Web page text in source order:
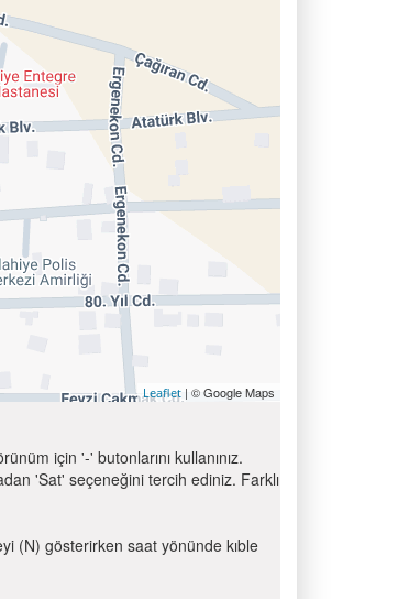
Leaflet | © Google Maps
için '-' butonlarını kullanınız.
'Sat' seçeneğini tercih ediniz. Farklı
(N) gösterirken saat yönünde kıble